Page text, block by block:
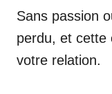
Sans passion
perdu, et cette
votre relation.